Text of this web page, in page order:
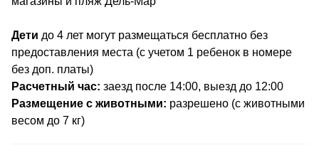
Дети до 4 лет могут размещаться бесплатно без
предоставления места (с учетом 1 ребенок в номере
без доп. платы)
Расчетный час: заезд после 14:00, выезд до 12:00
Размещение с животными: разрешено (с животными
весом до 7 кг)